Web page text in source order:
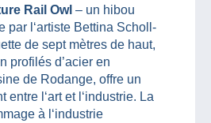
Rail Owl – un hibou
par l‘artiste Bettina Scholl-
de sept mètres de haut,
profilés d’acier en
de Rodange, offre un
entre l‘art et l‘industrie. La
à l‘industrie